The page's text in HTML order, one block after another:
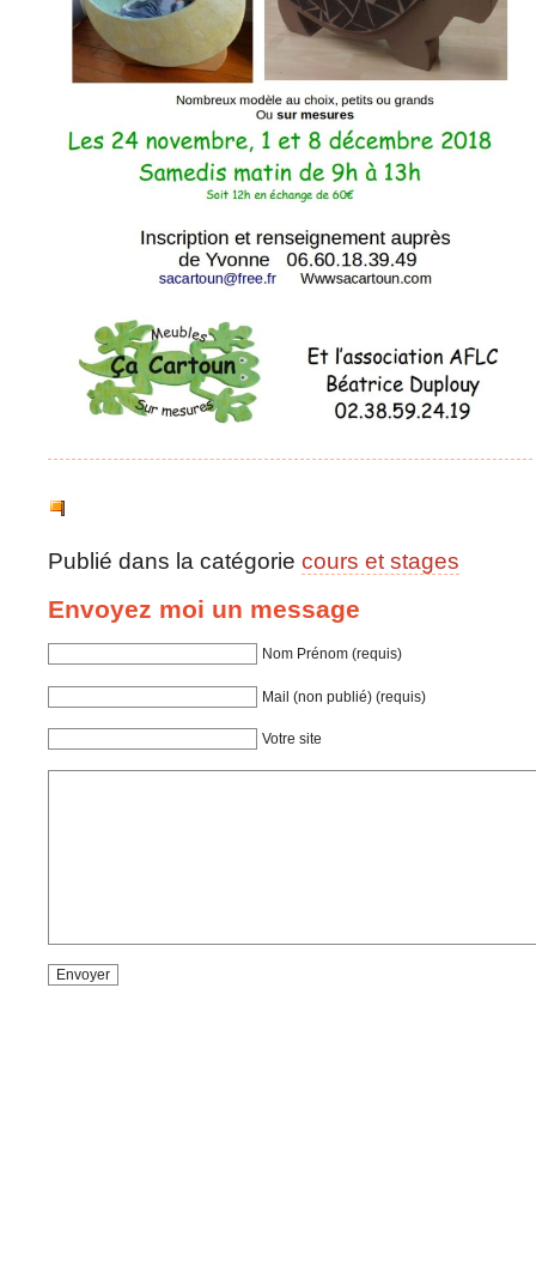
Publié dans la catégorie cours et stages
Envoyez moi un message
Nom Prénom (requis)
Mail (non publié) (requis)
Votre site